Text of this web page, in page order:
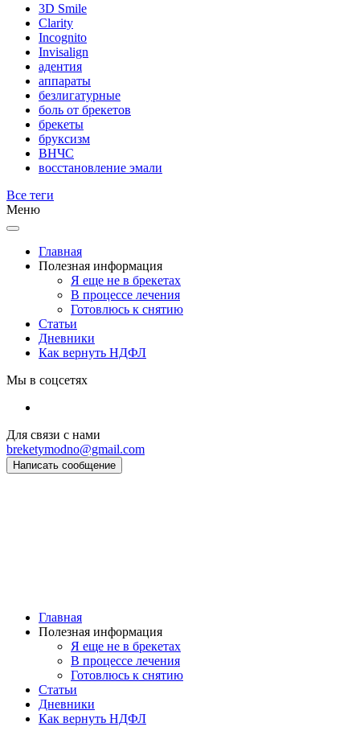
3D Smile
Clarity
Incognito
Invisalign
адентия
аппараты
безлигатурные
боль от брекетов
брекеты
бруксизм
ВНЧС
восстановление эмали
Все теги
Меню
Главная
Полезная информация
Я еще не в брекетах
В процессе лечения
Готовлюсь к снятию
Статьи
Дневники
Как вернуть НДФЛ
Мы в соцсетях
Для связи с нами
breketymodno@gmail.com
Написать сообщение
Главная
Полезная информация
Я еще не в брекетах
В процессе лечения
Готовлюсь к снятию
Статьи
Дневники
Как вернуть НДФЛ